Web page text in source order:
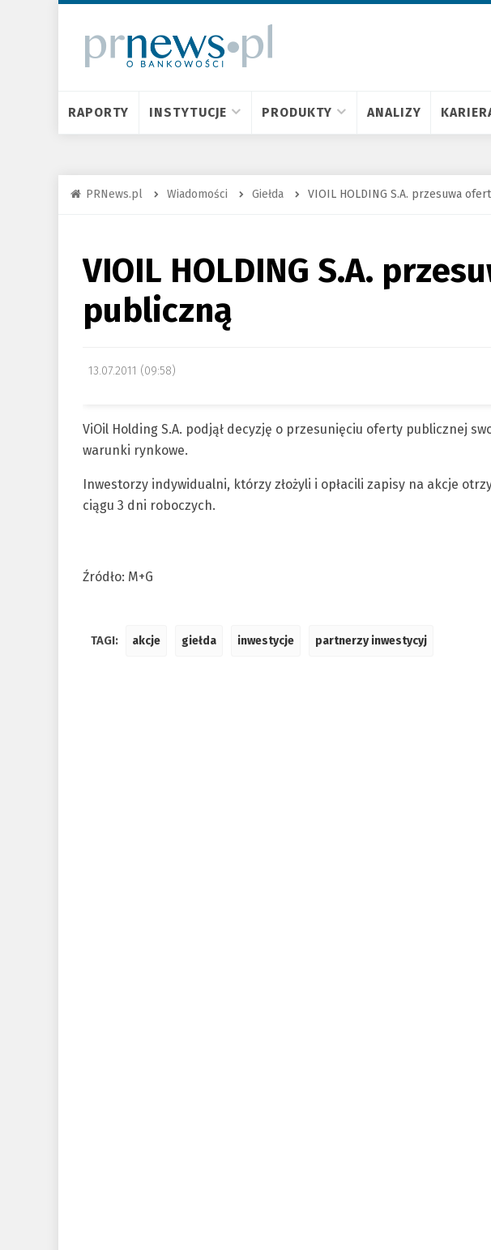
RAPORTY INSTYTUCJE PRODUKTY ANALIZY
PRNews.pl Wiadomości Giełda VIOIL HOLDING S.A. przesuwa
VIOIL HOLDING S.A.
publiczną
13.07.2011 (09:58)
ViOil Holding S.A. podjął decyzję o przesunięciu oferty publicznej
warunki rynkowe.
Inwestorzy indywidualni, którzy złożyli i opłacili zapisy na akcje
ciągu 3 dni roboczych.
Źródło: M+G
TAGI: akcje giełda inwestycje partnerzy inwestycyj